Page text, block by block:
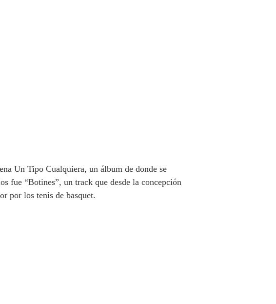
Un Tipo Cualquiera, un álbum de donde se
fue “Botines”, un track que desde la concepción
por los tenis de basquet.